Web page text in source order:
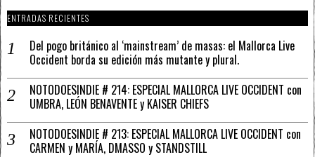
ENTRADAS RECIENTES
Del pogo británico al ‘mainstream’ de masas: el Mallorca Live
Occident borda su edición más mutante y plural.
NOTODOESINDIE # 214: ESPECIAL MALLORCA LIVE OCCIDENT con
UMBRA, LEÓN BENAVENTE y KAISER CHIEFS
NOTODOESINDIE # 213: ESPECIAL MALLORCA LIVE OCCIDENT con
CARMEN y MARÍA, DMASSO y STANDSTILL